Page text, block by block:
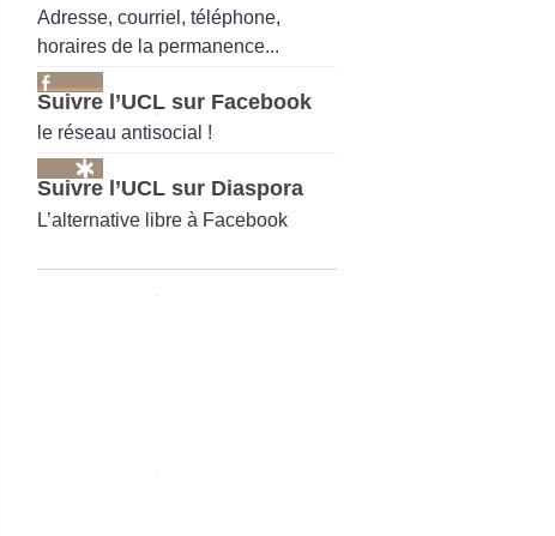
Adresse, courriel, téléphone,
horaires de la permanence...
Suivre l’UCL sur Facebook
le réseau antisocial !
Suivre l’UCL sur Diaspora
L’alternative libre à Facebook